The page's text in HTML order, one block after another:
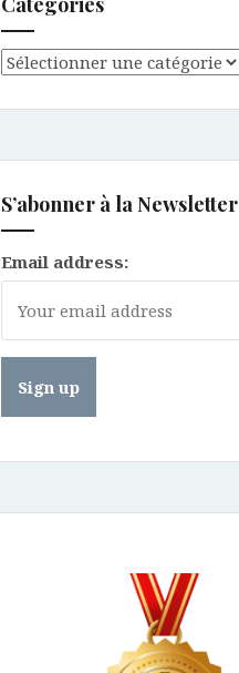
Catégories
S’abonner à la Newsletter
Email address: